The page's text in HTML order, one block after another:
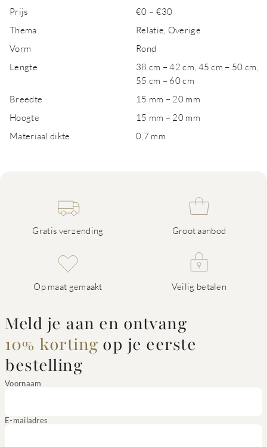
Prijs
€0 – €30
Thema
Relatie, Overige
Vorm
Rond
Lengte
38 cm – 42 cm, 45 cm – 50 cm,
55 cm – 60 cm
Breedte
15 mm – 20 mm
Hoogte
15 mm – 20 mm
Materiaal dikte
0,7 mm
Gratis verzending Groot aanbod
Op maat gemaakt Veilig betalen
Meld je aan en ontvang
10% korting op je eerste
bestelling
Voornaam
E-mailadres